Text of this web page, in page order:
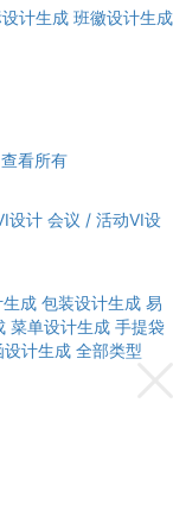
计生成 班徽设计生成
查看所有
设计 会议 / 活动VI设
生成 包装设计生成 易
菜单设计生成 手提袋
设计生成 全部类型